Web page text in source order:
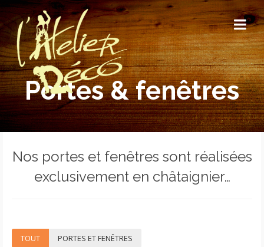
Portes & fenêtres
Nos portes et fenêtres sont réalisées
exclusivement en châtaignier…
TOUT PORTES ET FENÊTRES